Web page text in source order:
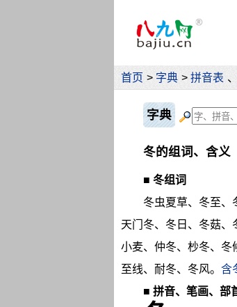
首页 > 字典 > 拼音表 、
字典
冬的组词、含义
■ 冬组词
冬虫夏草、冬至、
天门冬、冬日、冬菇、
小麦、仲冬、杪冬、冬
至线、耐冬、冬风。 含
■ 拼音、笔画、部